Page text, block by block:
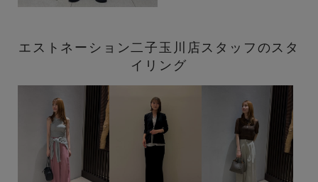
エストネーション二子玉川店スタッフのスタ
イリング